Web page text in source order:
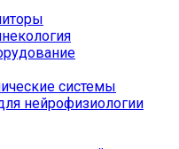
системы
нейрофизиологии